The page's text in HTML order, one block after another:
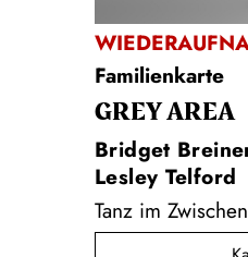
Familienkarte
GREY AREA
Bridget
Lesley Telford
Tanz im